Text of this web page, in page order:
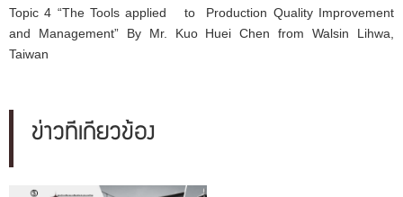
Topic 4 “The Tools applied to Production Quality Improvement
and Management” By Mr. Kuo Huei Chen from Walsin Lihwa,
Taiwan
ข่าวที่เกี่ยวข้อง